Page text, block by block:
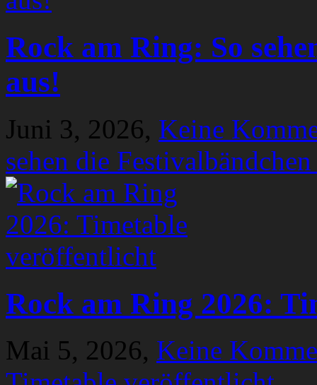
Rock am Ring: So
aus!
Juni 3, 2026, Keine
sehen die
Rock am Ring 2026:
Mai 5, 2026, Keine